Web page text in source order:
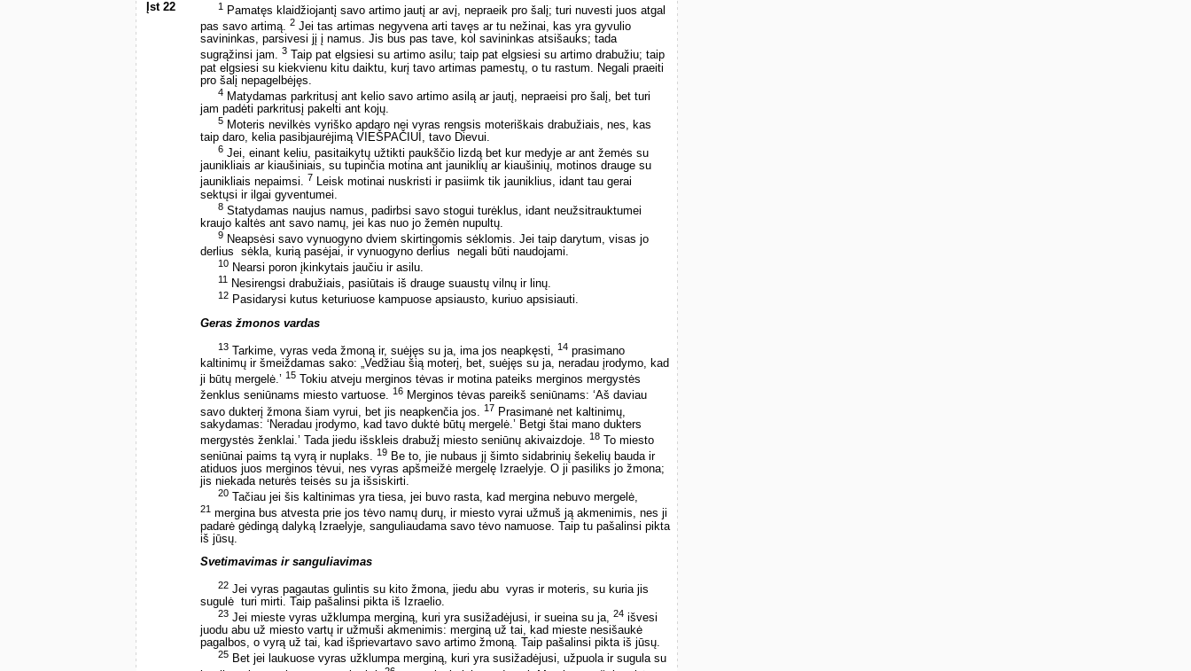
Įst 22 1
Pamatęs klaidžiojantį savo artimo jautį ar avį, nepraeik pro šalį; turi nuvesti juos atgal
pas savo artimą. 2 Jei tas artimas negyvena arti tavęs ar tu nežinai, kas yra gyvulio
savininkas, parsivesi jį į namus. Jis bus pas tave, kol savininkas atsišauks; tada
sugrąžinsi jam. 3 Taip pat elgsiesi su artimo asilu; taip pat elgsiesi su artimo drabužiu; taip
pat elgsiesi su kiekvienu kitu daiktu, kurį tavo artimas pamestų, o tu rastum. Negali praeiti
pro šalį nepagelbėjęs.
4 Matydamas parkritusį ant kelio savo artimo asilą ar jautį, nepraeisi pro šalį, bet turi
jam padėti parkritusį pakelti ant kojų.
5 Moteris nevilkės vyriško apdaro nei vyras rengsis moteriškais drabužiais, nes, kas
taip daro, kelia pasibjaurėjimą VIEŠPAČIUI, tavo Dievui.
6 Jei, einant keliu, pasitaikytų užtikti paukščio lizdą bet kur medyje ar ant žemės su
jaunikliais ar kiaušiniais, su tupinčia motina ant jauniklių ar kiaušinių, motinos drauge su
jaunikliais nepaimsi. 7 Leisk motinai nuskristi ir pasiimk tik jauniklius, idant tau gerai
sektųsi ir ilgai gyventumei.
8 Statydamas naujus namus, padirbsi savo stogui turėklus, idant neužsitrauktumei
kraujo kaltės ant savo namų, jei kas nuo jo žemėn nupultų.
9 Neapsėsi savo vynuogyno dviem skirtingomis sėklomis. Jei taip darytum, visas jo
derlius ­ sėkla, kurią pasėjai, ir vynuogyno derlius ­ negali būti naudojami.
10 Nearsi poron įkinkytais jaučiu ir asilu.
11 Nesirengsi drabužiais, pasiūtais iš drauge suaustų vilnų ir linų.
12 Pasidarysi kutus keturiuose kampuose apsiausto, kuriuo apsisiauti.
Geras žmonos vardas
13 Tarkime, vyras veda žmoną ir, suėjęs su ja, ima jos neapkęsti, 14 prasimano
kaltinimų ir šmeiždamas sako: „Vedžiau šią moterį, bet, suėjęs su ja, neradau įrodymo, kad
ji būtų mergelė.’ 15 Tokiu atveju merginos tėvas ir motina pateiks merginos mergystės
ženklus seniūnams miesto vartuose. 16 Merginos tėvas pareikš seniūnams: ‘Aš daviau
savo dukterį žmona šiam vyrui, bet jis neapkenčia jos. 17 Prasimanė net kaltinimų,
sakydamas: ‘Neradau įrodymo, kad tavo duktė būtų mergelė.’ Betgi štai mano dukters
mergystės ženklai.’ Tada jiedu išskleis drabužį miesto seniūnų akivaizdoje. 18 To miesto
seniūnai paims tą vyrą ir nuplaks. 19 Be to, jie nubaus jį šimto sidabrinių šekelių bauda ir
atiduos juos merginos tėvui, nes vyras apšmeižė mergelę Izraelyje. O ji pasiliks jo žmona;
jis niekada neturės teisės su ja išsiskirti.
20 Tačiau jei šis kaltinimas yra tiesa, jei buvo rasta, kad mergina nebuvo mergelė,
21 mergina bus atvesta prie jos tėvo namų durų, ir miesto vyrai užmuš ją akmenimis, nes ji
padarė gėdingą dalyką Izraelyje, sanguliaudama savo tėvo namuose. Taip tu pašalinsi pikta
iš jūsų.
Svetimavimas ir sanguliavimas
22 Jei vyras pagautas gulintis su kito žmona, jiedu abu ­ vyras ir moteris, su kuria jis
sugulė ­ turi mirti. Taip pašalinsi pikta iš Izraelio.
23 Jei mieste vyras užklumpa merginą, kuri yra susižadėjusi, ir sueina su ja, 24 išvesi
juodu abu už miesto vartų ir užmuši akmenimis: merginą už tai, kad mieste nesišaukė
pagalbos, o vyrą už tai, kad išprievartavo savo artimo žmoną. Taip pašalinsi pikta iš jūsų.
25 Bet jei laukuose vyras užklumpa merginą, kuri yra susižadėjusi, užpuola ir sugula su